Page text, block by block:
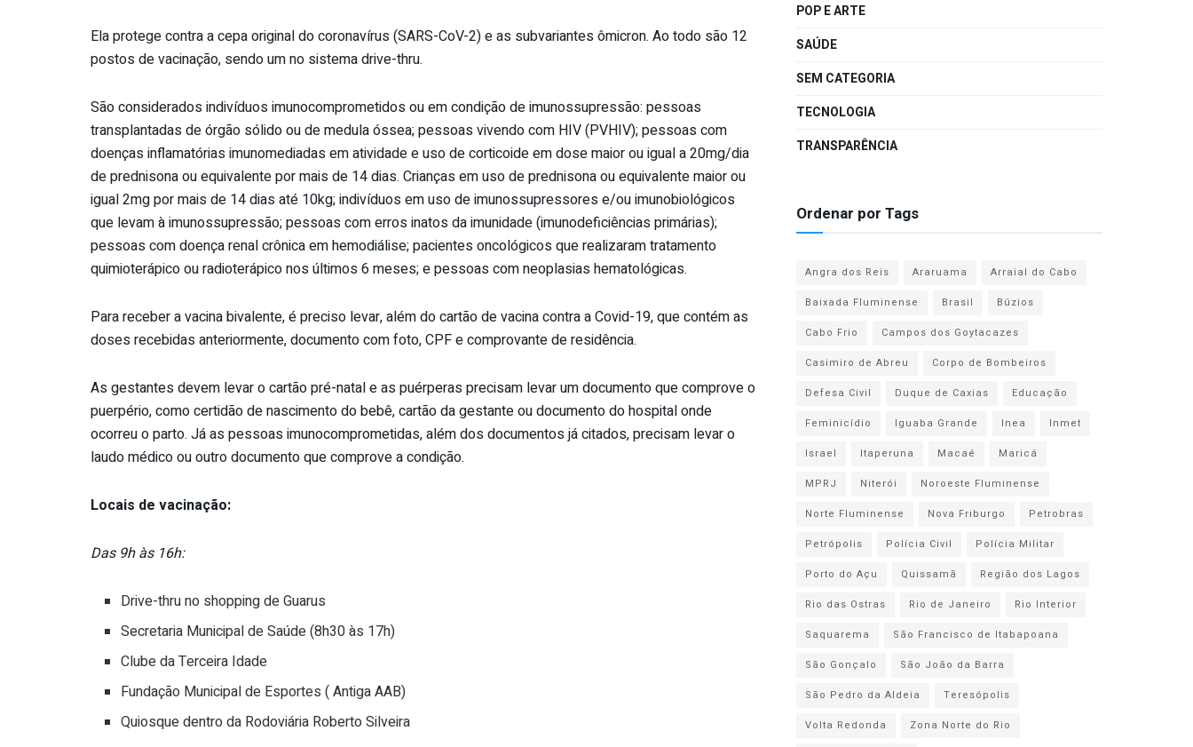
Ela protege contra a cepa original do coronavírus (SARS-CoV-2) e as subvariantes ômicron. Ao todo são 12
postos de vacinação, sendo um no sistema drive-thru.
São considerados indivíduos imunocomprometidos ou em condição de imunossupressão: pessoas
transplantadas de órgão sólido ou de medula óssea; pessoas vivendo com HIV (PVHIV); pessoas com
doenças inflamatórias imunomediadas em atividade e uso de corticoide em dose maior ou igual a 20mg/dia
de prednisona ou equivalente por mais de 14 dias. Crianças em uso de prednisona ou equivalente maior ou
igual 2mg por mais de 14 dias até 10kg; indivíduos em uso de imunossupressores e/ou imunobiológicos
que levam à imunossupressão; pessoas com erros inatos da imunidade (imunodeficiências primárias);
pessoas com doença renal crônica em hemodiálise; pacientes oncológicos que realizaram tratamento
quimioterápico ou radioterápico nos últimos 6 meses; e pessoas com neoplasias hematológicas.
Para receber a vacina bivalente, é preciso levar, além do cartão de vacina contra a Covid-19, que contém as
doses recebidas anteriormente, documento com foto, CPF e comprovante de residência.
As gestantes devem levar o cartão pré-natal e as puérperas precisam levar um documento que comprove o
puerpério, como certidão de nascimento do bebê, cartão da gestante ou documento do hospital onde
ocorreu o parto. Já as pessoas imunocomprometidas, além dos documentos já citados, precisam levar o
laudo médico ou outro documento que comprove a condição.
Locais de vacinação:
Das 9h às 16h:
Drive-thru no shopping de Guarus
Secretaria Municipal de Saúde (8h30 às 17h)
Clube da Terceira Idade
Fundação Municipal de Esportes ( Antiga AAB)
Quiosque dentro da Rodoviária Roberto Silveira
POP E ARTE
SAÚDE
SEM CATEGORIA
TECNOLOGIA
TRANSPARÊNCIA
Ordenar por Tags
Angra dos Reis Araruama
Arraial do Cabo
Baixada Fluminense
Brasil
Búzios
Cabo Frio
Campos dos Goytacazes
Casimiro de Abreu
Corpo de Bombeiros
Defesa Civil
Duque de Caxias
Educação
Feminicídio
Iguaba Grande Inea
Inmet
Israel
Itaperuna Macaé
Maricá
MPRJ
Niterói
Noroeste Fluminense
Norte Fluminense
Nova Friburgo
Petrobras
Petrópolis
Polícia Civil
Polícia Militar
Porto do Açu
Quissamã
Região dos Lagos
Rio das Ostras
Rio de Janeiro
Rio Interior
Saquarema
São Francisco de Itabapoana
São Gonçalo
São João da Barra
São Pedro da Aldeia
Teresópolis
Volta Redonda
Zona Norte do Rio